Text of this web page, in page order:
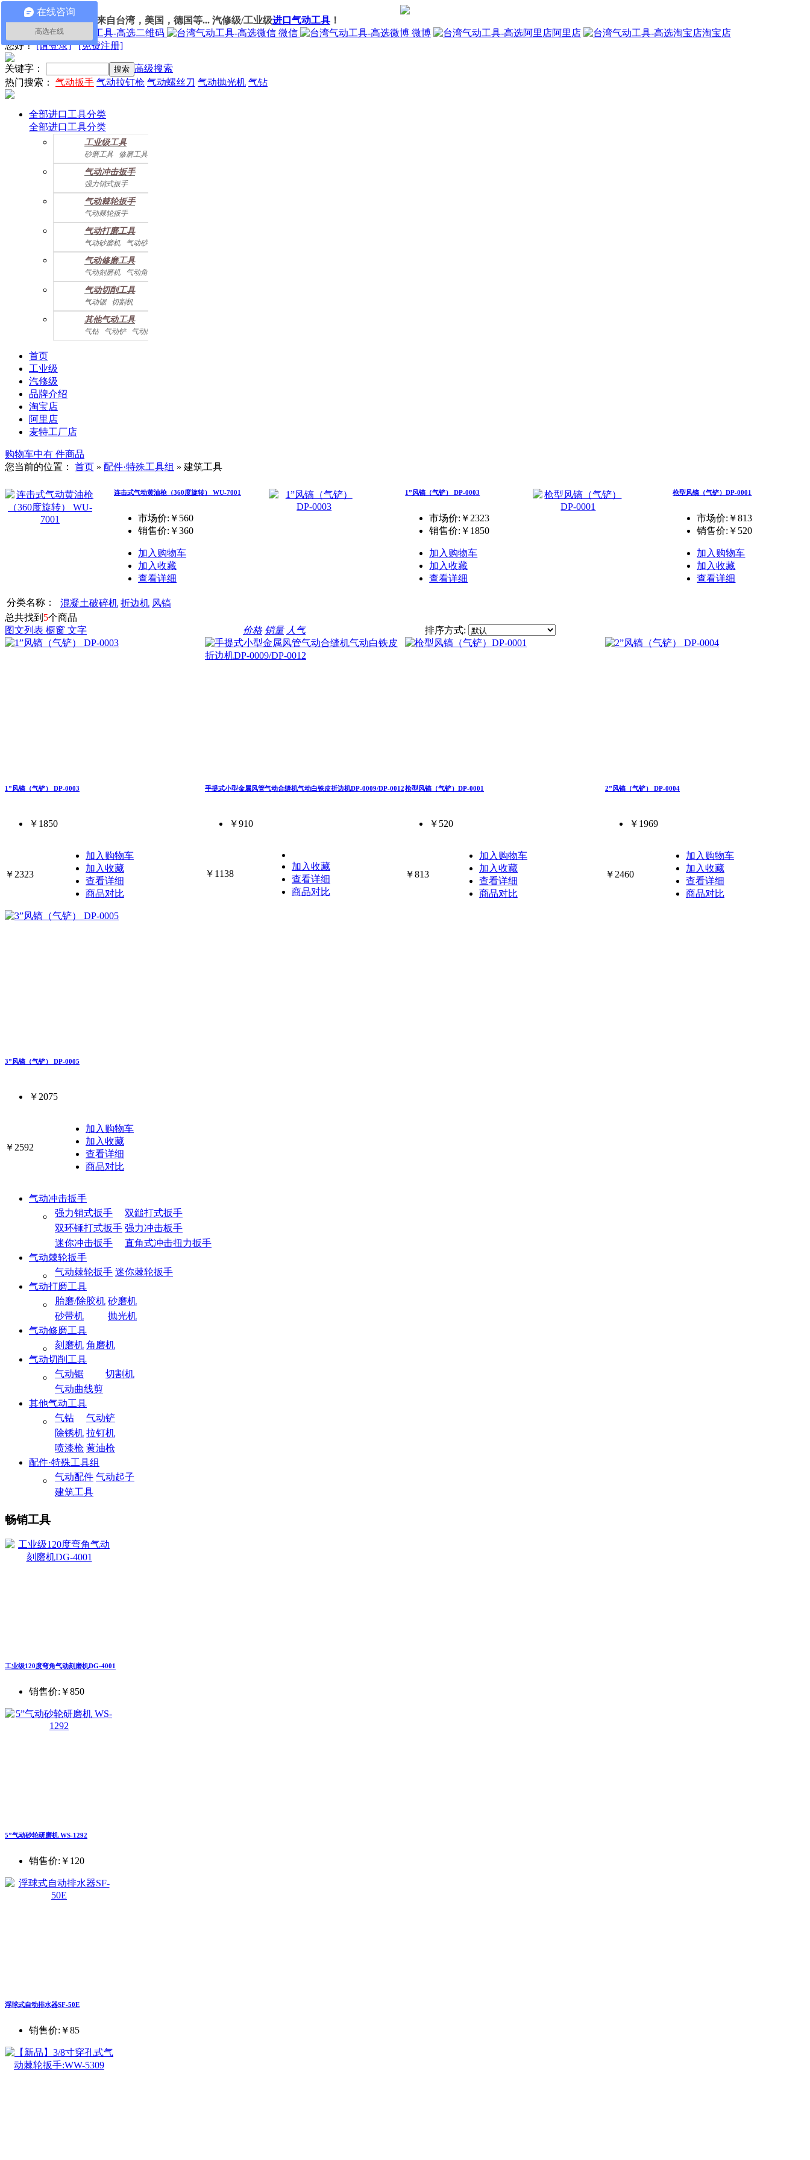
100%进口气动工具： 来自台湾，美国，德国等... 汽修级/工业级进口气动工具 ！
我的订单
微信 微博 阿里店
淘宝店
您好！[请登录] [免费注册]
关键字：
高级搜索
热门搜索： 气动扳手 气动拉钉枪 气动螺丝刀 气动抛光机 气钻
全部进口工具分类
全部进口工具分类
工业级工具
砂磨工具
修磨工具
建筑工具 气动螺丝起子
气动配件
气动冲击扳手
强力销式扳手
双鎚打式扳手
双环锤打式扳手
强力冲击扳手
迷你冲击扳手
直角式冲击扭力扳手
气动棘轮扳手
气动棘轮扳手
迷你棘轮扳手
气动打磨工具
气动砂磨机
气动砂带机
气动抛光机 胎磨/除胶机
气动修磨工具
气动刻磨机 气动角磨机
气动切削工具
气动锯 切割机
气动曲线剪
其他气动工具
气钻 气动铲 气动除锈机
气动拉钉机 气动喷漆枪
首页
工业级
汽修级
品牌介绍
淘宝店
阿里店
麦特工厂店
购物车中有 件商品
您当前的位置： 首页 » 配件·特殊工具组 » 建筑工具
连击式气动黄油枪（360度旋转） WU-7001
市场价:￥560
销售价: ￥360
加入购物车
加入收藏
查看详细
1”风镐（气铲） DP-0003
市场价:￥2323
销售价: ￥1850
加入购物车
加入收藏
查看详细
枪型风镐（气铲）DP-0001
市场价:￥813
销售价: ￥520
加入购物车
加入收藏
查看详细
分类名称： 混凝土破碎机 折边机 风镐
总共找到 5个商品
图文列表 橱窗 文字 价格 销量 人气 排序方式:
1”风镐（气铲） DP-0003
￥1850
￥2323
加入购物车
加入收藏
查看详细
商品对比
手提式小型金属风管气动合缝机气动白铁皮折边机DP-0009/DP-0012
￥910
￥1138
加入收藏
查看详细
商品对比
枪型风镐（气铲）DP-0001
￥520
￥813
加入购物车
加入收藏
查看详细
商品对比
2”风镐（气铲） DP-0004
￥1969
￥2460
加入购物车
加入收藏
查看详细
商品对比
3”风镐（气铲） DP-0005
￥2075
￥2592
加入购物车
加入收藏
查看详细
商品对比
气动冲击扳手
强力销式扳手
双鎚打式扳手
双环锤打式扳手 强力冲击板手
迷你冲击扳手
直角式冲击扭力扳手
气动棘轮扳手
气动棘轮扳手 迷你棘轮扳手
气动打磨工具
胎磨/除胶机 砂磨机
砂带机
抛光机
气动修磨工具
刻磨机 角磨机
气动切削工具
气动锯
切割机
气动曲线剪
其他气动工具
气钻
气动铲
除锈机 拉钉机
喷漆枪 黄油枪
配件·特殊工具组
气动配件 气动起子
建筑工具
畅销工具
工业级120度弯角气动刻磨机DG-4001
销售价: ￥850
5”气动砂轮研磨机 WS-1292
销售价: ￥120
浮球式自动排水器SF-50E
销售价: ￥85
在线咨询
高选在线